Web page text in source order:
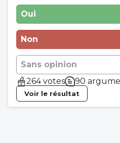
Oui
Non
Sans opinion
264 votes
90
Voir le résultat